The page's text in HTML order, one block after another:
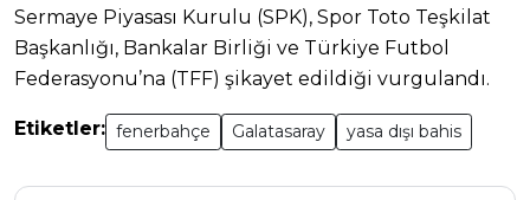
Sermaye Piyasası Kurulu (SPK), Spor Toto Teşkilat
Başkanlığı, Bankalar Birliği ve Türkiye Futbol
Federasyonu’na (TFF) şikayet edildiği vurgulandı.
Etiketler: fenerbahçe Galatasaray yasa dışı bahis